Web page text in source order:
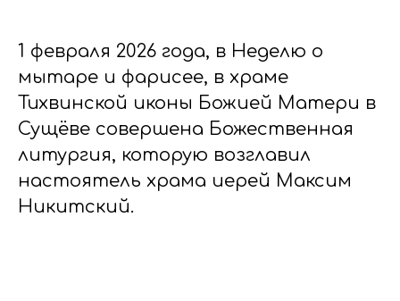
1 февраля 2026 года, в Неделю о
мытаре и фарисее, в храме
Тихвинской иконы Божией Матери в
Сущёве совершена Божественная
литургия, которую возглавил
настоятель храма иерей Максим
Никитский.